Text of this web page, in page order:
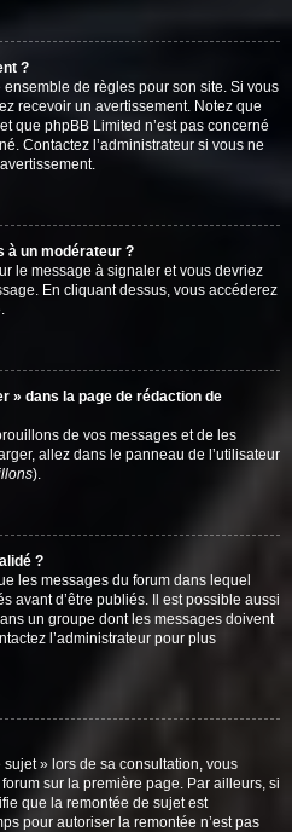
?
de règles pour son site. Si vous
recevoir un avertissement. Notez que
que phpBB Limited n’est pas concerné
Contactez l’administrateur si vous ne
à un modérateur ?
le message à signaler et vous devriez
En cliquant dessus, vous accéderez
» dans la page de rédaction de
de vos messages et de les
allez dans le panneau de l’utilisateur
).
?
les messages du forum dans lequel
avant d’être publiés. Il est possible aussi
un groupe dont les messages doivent
l’administrateur pour plus
» lors de sa consultation, vous
sur la première page. Par ailleurs, si
que la remontée de sujet est
pour autoriser la remontée n’est pas